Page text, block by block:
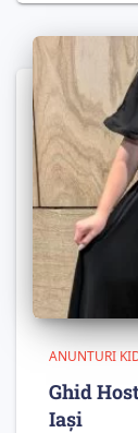
ANUNTURI
Ghid
Iași